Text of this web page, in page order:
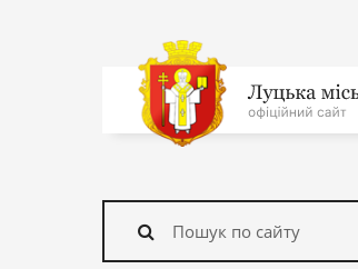
На
головну
Знайти